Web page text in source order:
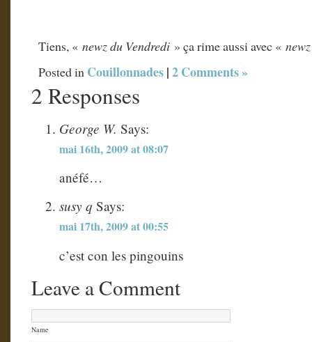
Tiens, « newz du Vendredi » ça rime aussi avec «
Posted in Couillonnades|2 Comments »
2 Responses
George W. Says:
mai 16th, 2009 at 08:07
anéfé…
susy q Says:
mai 17th, 2009 at 00:55
c’est con les pingouins
Leave a Comment
Name